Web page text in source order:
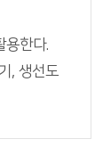
용한다.
, 생선도